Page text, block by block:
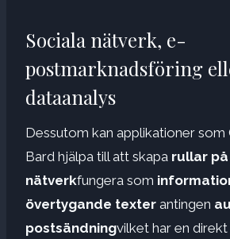
Sociala nätverk, e-
postmarknadsföring
dataanalys
Dessutom kan applikationer som
Bard hjälpa till att skapa rullar
nätverkfungera som
övertygande texter antingen
postsändningvilket har en